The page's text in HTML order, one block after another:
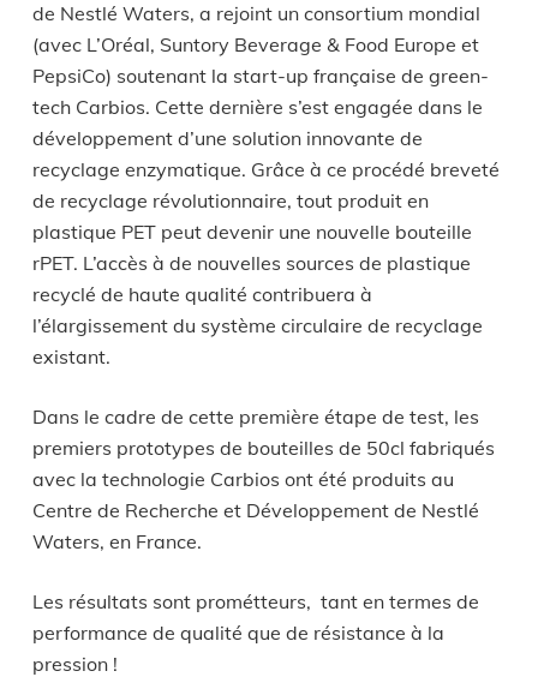
de Nestlé Waters, a rejoint un consortium mondial
(avec L’Oréal, Suntory Beverage & Food Europe et
PepsiCo) soutenant la start-up française de green-
tech Carbios. Cette dernière s’est engagée dans le
développement d’une solution innovante de
recyclage enzymatique. Grâce à ce procédé breveté
de recyclage révolutionnaire, tout produit en
plastique PET peut devenir une nouvelle bouteille
rPET. L’accès à de nouvelles sources de plastique
recyclé de haute qualité contribuera à
l’élargissement du système circulaire de recyclage
existant.
Dans le cadre de cette première étape de test, les
premiers prototypes de bouteilles de 50cl fabriqués
avec la technologie Carbios ont été produits au
Centre de Recherche et Développement de Nestlé
Waters, en France.
Les résultats sont prométteurs, tant en termes de
performance de qualité que de résistance à la
pression !